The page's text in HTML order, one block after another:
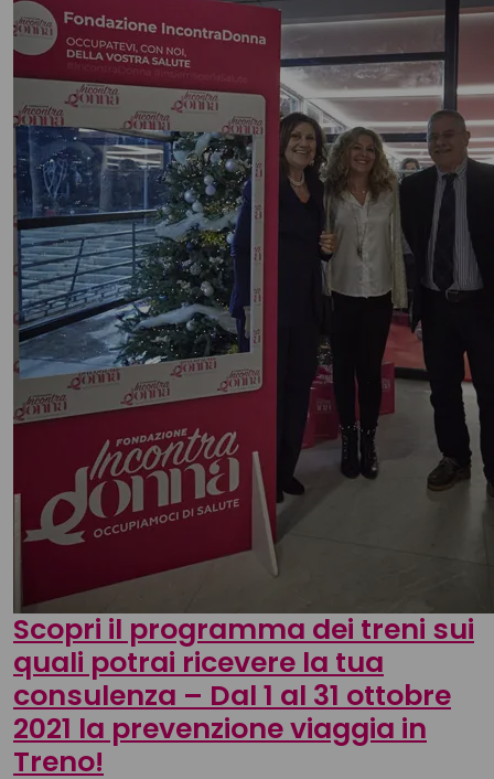
Scopri il programma dei treni sui
quali potrai ricevere la tua
consulenza – Dal 1 al 31 ottobre
2021 la prevenzione viaggia in
Treno!